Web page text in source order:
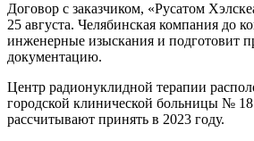
Договор с заказчиком, «Русатом
25 августа. Челябинская компания до
инженерные изыскания и подготовит
документацию.
Центр радионуклидной терапии
городской клинической больницы №
рассчитывают принять в 2023 году.